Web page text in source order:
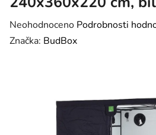
Průměrné hodnocení produktu je
Neohodnoceno Podrobnosti
Značka: BudBox